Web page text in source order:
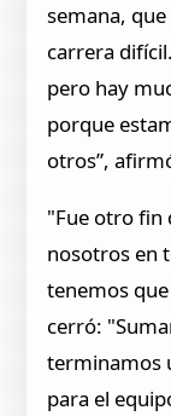
semana,
carrera
pero hay
porque
otros”,
"Fue otro fin
nosotros en
tenemos
cerró:
terminamos
para el